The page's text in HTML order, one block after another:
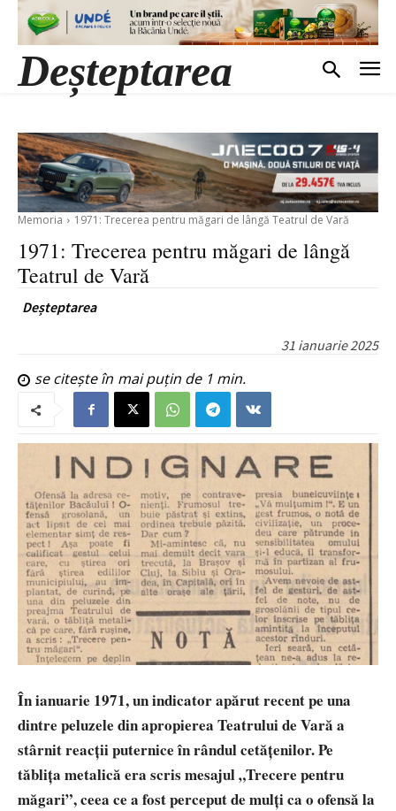
Deșteptarea
Memoria 1971: Trecerea pentru măgari de lângă Teatrul de Vară
1971: Trecerea pentru măgari de lângă
Teatrul de Vară
Deșteptarea
31 ianuarie 2025
se citește în mai puțin de 1 min.
În ianuarie 1971, un indicator apărut recent pe una
dintre peluzele din apropierea Teatrului de Vară a
stârnit reacții puternice în rândul cetățenilor. Pe
tăblița metalică era scris mesajul „Trecere pentru
măgari”, ceea ce a fost perceput de mulți ca o ofensă la